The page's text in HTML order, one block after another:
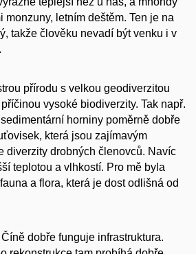
monzuny, letním deštěm. Ten je na
takže člověku nevadí být venku i v
přírodu s velkou geodiverzitou
vysoké biodiverzity. Tak např.
horniny poměrně dobře
která jsou zajímavým
diverzity drobných členovců. Navíc
teplotou a vlhkostí. Pro mě byla
a flora, která je dost odlišná od
dobře funguje infrastruktura.